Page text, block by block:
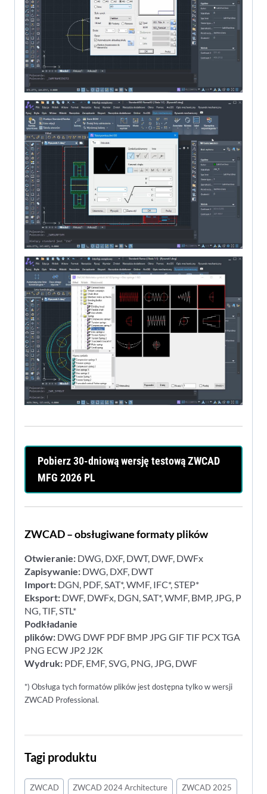
Pobierz 30-dniową wersję testową ZWCAD
MFG 2026 PL
ZWCAD – obsługiwane formaty plików
Otwieranie: DWG, DXF, DWT, DWF, DWFx
Zapisywanie: DWG, DXF, DWT
Import: DGN, PDF, SAT*, WMF, IFC*, STEP*
Eksport: DWF, DWFx, DGN, SAT*, WMF, BMP, JPG, P
NG, TIF, STL*
Podkładanie
plików: DWG DWF PDF BMP JPG GIF TIF PCX TGA
PNG ECW JP2 J2K
Wydruk: PDF, EMF, SVG, PNG, JPG, DWF
*) Obsługa tych formatów plików jest dostępna tylko w wersji
ZWCAD Professional.
Tagi produktu
ZWCAD ZWCAD 2024 Architecture ZWCAD 2025